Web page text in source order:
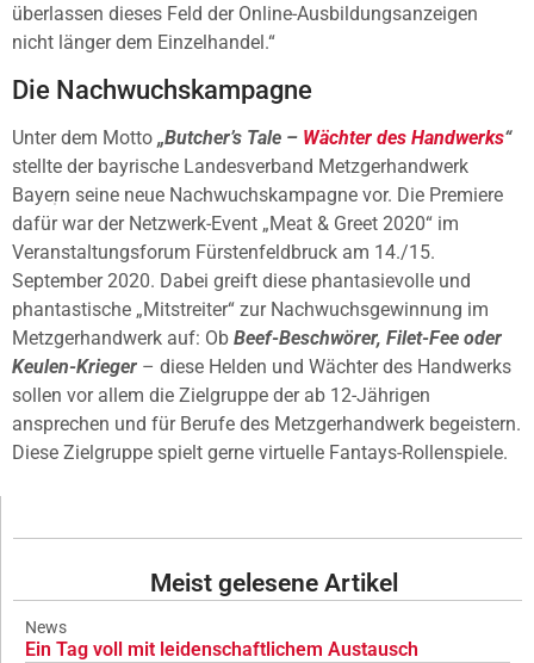
überlassen dieses Feld der Online-Ausbildungsanzeigen
nicht länger dem Einzelhandel.“
Die Nachwuchskampagne
Unter dem Motto „Butcher’s Tale – Wächter des Handwerks“
stellte der bayrische Landesverband Metzgerhandwerk
Bayern seine neue Nachwuchskampagne vor. Die Premiere
dafür war der Netzwerk-Event „Meat & Greet 2020“ im
Veranstaltungsforum Fürstenfeldbruck am 14./15.
September 2020. Dabei greift diese phantasievolle und
phantastische „Mitstreiter“ zur Nachwuchsgewinnung im
Metzgerhandwerk auf: Ob Beef-Beschwörer, Filet-Fee oder
Keulen-Krieger – diese Helden und Wächter des Handwerks
sollen vor allem die Zielgruppe der ab 12-Jährigen
ansprechen und für Berufe des Metzgerhandwerk begeistern.
Diese Zielgruppe spielt gerne virtuelle Fantays-Rollenspiele.
Meist gelesene Artikel
News
Ein Tag voll mit leidenschaftlichem Austausch